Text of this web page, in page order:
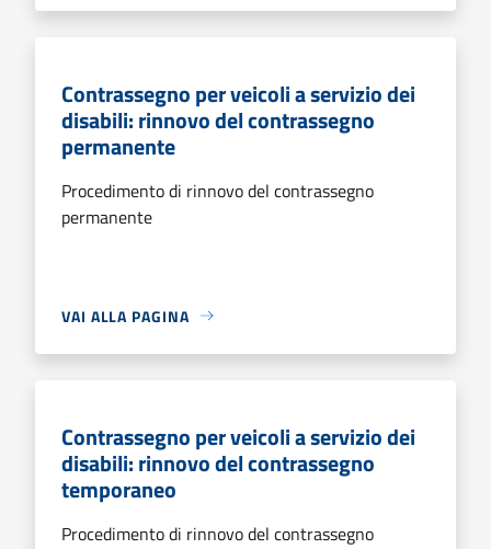
Contrassegno per veicoli a servizio dei
disabili: rinnovo del contrassegno
permanente
Procedimento di rinnovo del contrassegno
permanente
VAI ALLA PAGINA
Contrassegno per veicoli a servizio dei
disabili: rinnovo del contrassegno
temporaneo
Procedimento di rinnovo del contrassegno